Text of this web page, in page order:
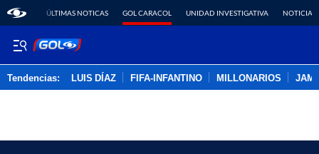
ÚLTIMAS NOTICAS GOL CARACOL UNIDAD INVESTIGATIVA NOTICIAS
Tendencias: LUIS DÍAZ FIFA-INFANTINO MILLONARIOS